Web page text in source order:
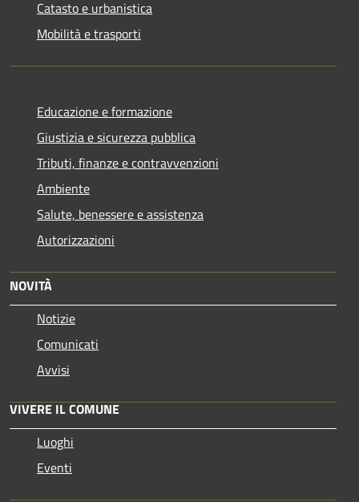
Catasto e urbanistica
Mobilità e trasporti
Educazione e formazione
Giustizia e sicurezza pubblica
Tributi, finanze e contravvenzioni
Ambiente
Salute, benessere e assistenza
Autorizzazioni
NOVITÀ
Notizie
Comunicati
Avvisi
VIVERE IL COMUNE
Luoghi
Eventi